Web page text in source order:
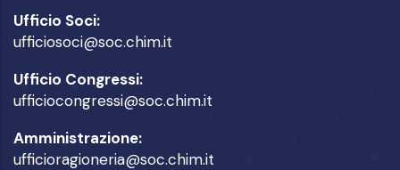
Ufficio Soci:
ufficiosoci@soc.chim.it
Ufficio Congressi:
ufficiocongressi@soc.chim.it
Amministrazione:
ufficioragioneria@soc.chim.it